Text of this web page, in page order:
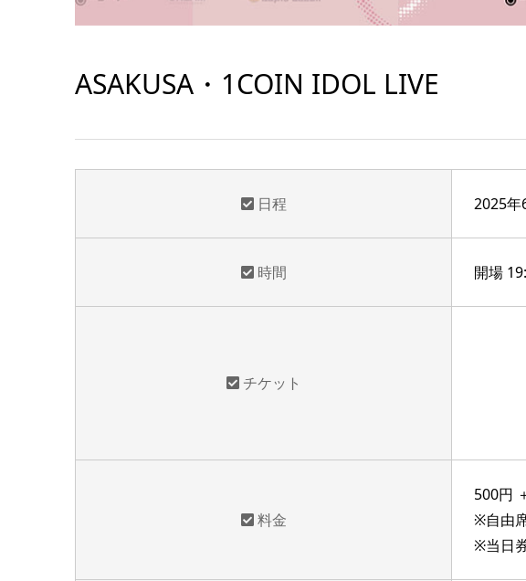
ASAKUSA・1COIN IDOL LIVE
日程 2025年
時間 開場
チケット
料金
500円
※自由
※当日